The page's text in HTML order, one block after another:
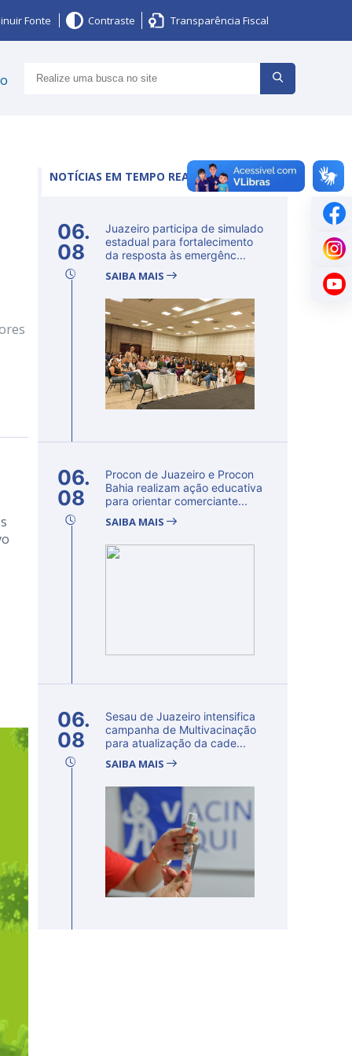
Fonte Contraste Transparência Fiscal
NOTÍCIAS EM TEMPO REAL
06.
08
Juazeiro participa de simulado
estadual para fortalecimento
da resposta às emergênc...
SAIBA MAIS
06.
08
Procon de Juazeiro e Procon
Bahia realizam ação educativa
para orientar comerciante...
SAIBA MAIS
06.
08
Sesau de Juazeiro intensifica
campanha de Multivacinação
para atualização da cade...
SAIBA MAIS